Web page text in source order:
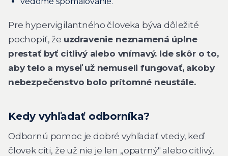
Pre hypervigilantného človeka býva dôležité
pochopiť, že uzdravenie neznamená úplne
prestať byť citlivý alebo vnímavý. Ide skôr o to,
aby telo a myseľ už nemuseli fungovať, akoby
nebezpečenstvo bolo prítomné neustále.
Kedy vyhľadať odborníka?
Odbornú pomoc je dobré vyhľadať vtedy, keď
človek cíti, že už nie je len „opatrný" alebo citlivý,